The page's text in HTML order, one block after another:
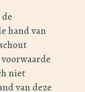
hand van
niet
van deze